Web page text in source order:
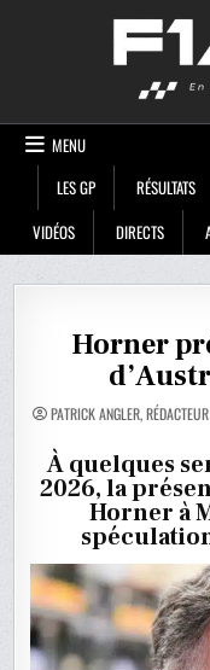
MENU
LES GP
RÉSULTATS
VIDÉOS
DIRECTS
Horner
PATRICK ANGLER,
À quelques
2026, la
Horner à